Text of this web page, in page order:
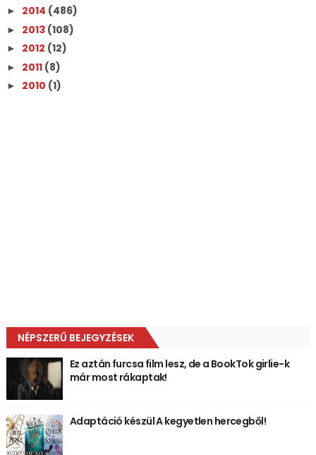
► 2014 (486)
► 2013 (108)
► 2012 (12)
► 2011 (8)
► 2010 (1)
NÉPSZERŰ BEJEGYZÉSEK
Ez aztán furcsa film lesz, de a BookTok girlie-k
már most rákaptak!
Adaptáció készül A kegyetlen hercegből!